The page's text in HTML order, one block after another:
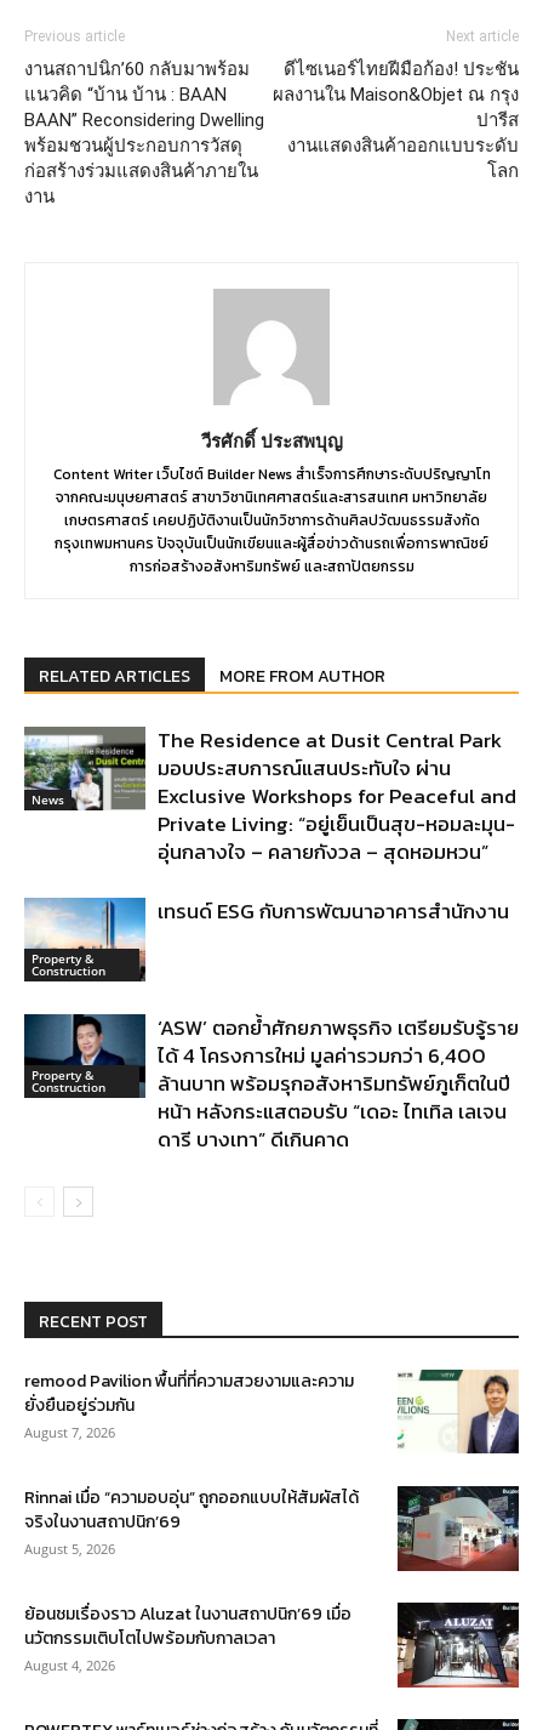
Previous article
งานสถาปนิก’60 กลับมาพร้อม
แนวคิด “บ้าน บ้าน : BAAN
BAAN” Reconsidering Dwelling
พร้อมชวนผู้ประกอบการวัสดุ
ก่อสร้างร่วมแสดงสินค้าภายใน
งาน
Next article
ดีไซเนอร์ไทยฝีมือก้อง! ประชัน
ผลงานใน Maison&Objet ณ กรุง
ปารีส
งานแสดงสินค้าออกแบบระดับ
โลก
วีรศักดิ์ ประสพบุญ
Content Writer เว็บไซต์ Builder News สำเร็จการศึกษาระดับปริญญาโท
จากคณะมนุษยศาสตร์ สาขาวิชานิเทศศาสตร์และสารสนเทศ มหาวิทยาลัย
เกษตรศาสตร์ เคยปฏิบัติงานเป็นนักวิชาการด้านศิลปวัฒนธรรมสังกัด
กรุงเทพมหานคร ปัจจุบันเป็นนักเขียนและผู้สื่อข่าวด้านรถเพื่อการพาณิชย์
การก่อสร้างอสังหาริมทรัพย์ และสถาปัตยกรรม
RELATED ARTICLES MORE FROM AUTHOR
News
The Residence at Dusit Central Park
มอบประสบการณ์แสนประทับใจ ผ่าน
Exclusive Workshops for Peaceful and
Private Living: “อยู่เย็นเป็นสุข-หอมละมุน-
อุ่นกลางใจ – คลายกังวล – สุดหอมหวน”
Property &
Construction
เทรนด์ ESG กับการพัฒนาอาคารสำนักงาน
Property &
Construction
‘ASW’ ตอกย้ำศักยภาพธุรกิจ เตรียมรับรู้ราย
ได้ 4 โครงการใหม่ มูลค่ารวมกว่า 6,400
ล้านบาท พร้อมรุกอสังหาริมทรัพย์ภูเก็ตในปี
หน้า หลังกระแสตอบรับ “เดอะ ไทเทิล เลเจน
ดารี บางเทา” ดีเกินคาด
RECENT POST
remood Pavilion พื้นที่ที่ความสวยงามและความ
ยั่งยืนอยู่ร่วมกัน
August 7, 2026
Rinnai เมื่อ “ความอบอุ่น” ถูกออกแบบให้สัมผัสได้
จริงในงานสถาปนิก’69
August 5, 2026
ย้อนชมเรื่องราว Aluzat ในงานสถาปนิก’69 เมื่อ
นวัตกรรมเติบโตไปพร้อมกับกาลเวลา
August 4, 2026